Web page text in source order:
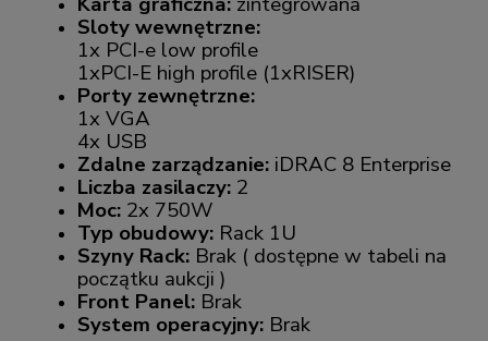
Sloty wewnętrzne:
1x PCI-e low profile
1xPCI-E high profile (1xRISER)
Porty zewnętrzne:
1x VGA
4x USB
Zdalne zarządzanie: iDRAC 8 Enterprise
Liczba zasilaczy: 2
Moc: 2x 750W
Typ obudowy: Rack 1U
Szyny Rack: Brak ( dostępne w tabeli na
początku aukcji )
Front Panel: Brak
System operacyjny: Brak